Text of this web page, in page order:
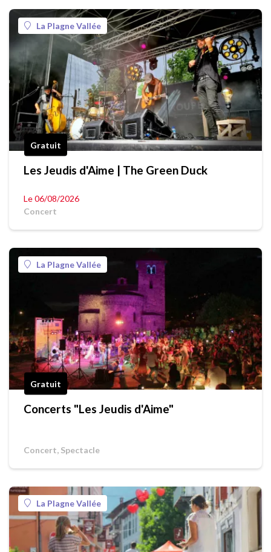
La Plagne Vallée
Gratuit
Les Jeudis d'Aime | The Green Duck
Le 06/08/2026
Concert
La Plagne Vallée
Gratuit
Concerts "Les Jeudis d'Aime"
Concert, Spectacle
La Plagne Vallée